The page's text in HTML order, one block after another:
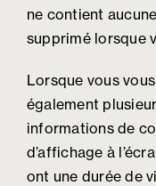
ne contient
supprimé lorsque
Lorsque vous
également
informations de
d’affichage à
ont une durée de